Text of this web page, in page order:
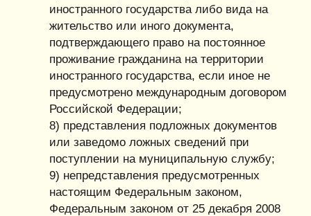
иностранного государства либо вида на
жительство или иного документа,
подтверждающего право на постоянное
проживание гражданина на территории
иностранного государства, если иное не
предусмотрено международным договором
Российской Федерации;
8) представления подложных документов
или заведомо ложных сведений при
поступлении на муниципальную службу;
9) непредставления предусмотренных
настоящим Федеральным законом,
Федеральным законом от 25 декабря 2008